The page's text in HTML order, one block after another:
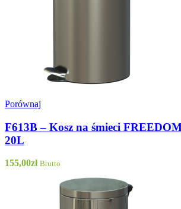
Porównaj
F613B – Kosz na śmieci
20L
155,00zł Brutto